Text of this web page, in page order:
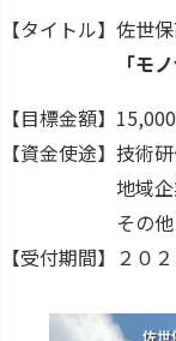
【タイトル】佐世
「モ
【目標金額】
【資金使途】技術
地域企業訪問
その他ＥＤＧ
【受付期間】２０